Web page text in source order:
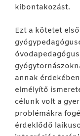
kibontakozást.
Ezt a kötetet
annak
elmélyítő
célunk volt a
problémákra
érdeklődő